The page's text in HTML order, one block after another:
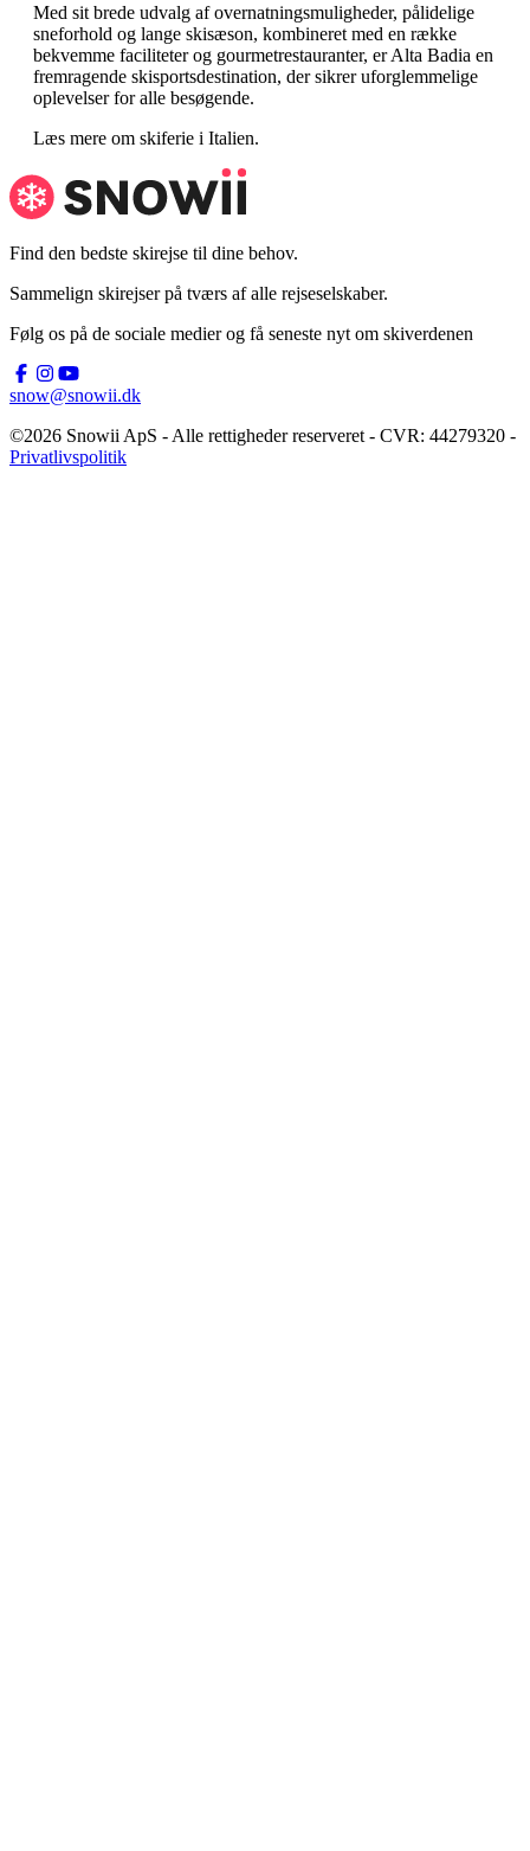
Med sit brede udvalg af overnatningsmuligheder, pålidelige
sneforhold og lange skisæson, kombineret med en række
bekvemme faciliteter og gourmetrestauranter, er Alta Badia en
fremragende skisportsdestination, der sikrer uforglemmelige
oplevelser for alle besøgende.
Læs mere om skiferie i Italien.
Find den bedste skirejse til dine behov.
Sammelign skirejser på tværs af alle rejseselskaber.
Følg os på de sociale medier og få seneste nyt om skiverdenen
snow@snowii.dk
©2026 Snowii ApS - Alle rettigheder reserveret - CVR: 44279320 -
Privatlivspolitik